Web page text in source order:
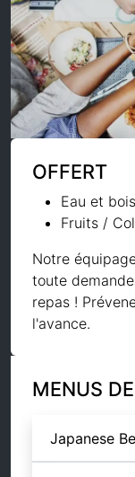
OFFERT
Eau et
Fruits /
Notre
toute
repas !
l'avance.
MENUS
Japanese